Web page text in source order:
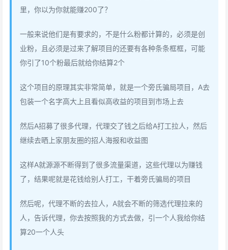
里，你以为你就能赚200了？
一般来说他们是有要求的，不是什么粉都计算的，必须是创
业粉，且必须是过来了解项目的还要有各种条条框框，可能
你引了10个粉最后就给你结算2个
这个项目的原理其实非常简单，就是一个旁氏骗局项目，A去
包装一个名字高大上且看似高收益的项目到市场上去
然后A招募了很多代理，代理交了钱之后给A打工拉人，然后
继续去晒上家朋友圈的招人海报和收益图
这样A就源源不断得到了很多流量渠道，这些代理以为赚钱
了，结果呢就是花钱给别人打工，干着旁氏骗局的项目
然后呢，代理不断的去拉人，A就会不断的筛选代理拉来的
人，告诉代理，你去按照我的方式去做，引一个人我给你结
算20一个人头